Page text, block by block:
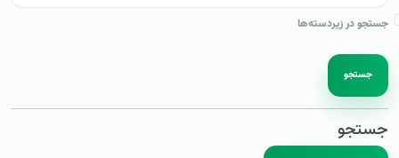
جستجو در زیردسته‌ها
جستجو
جستجو